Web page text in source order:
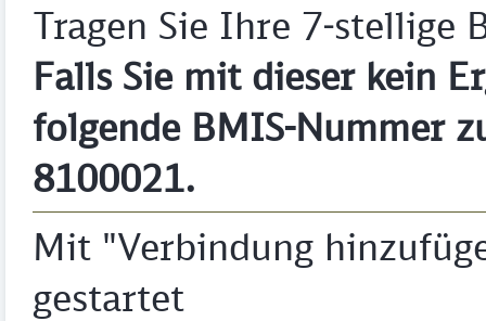
Tragen Sie Ihre 7-stellige
Falls Sie mit dieser kein
folgende BMIS-Nummer
8100021.
Mit "Verbindung
gestartet